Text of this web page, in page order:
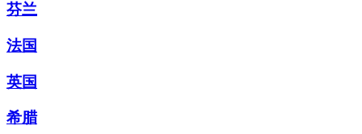
芬兰
法国
英国
希腊